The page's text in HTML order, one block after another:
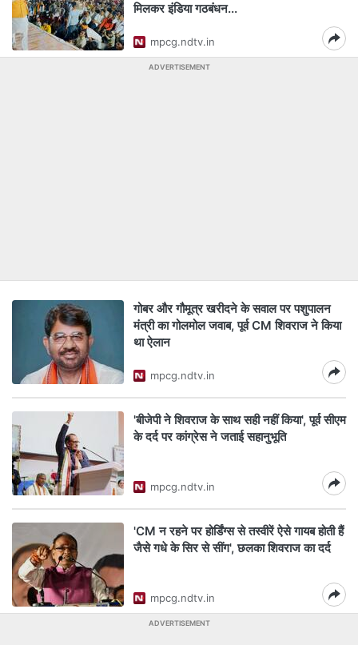
मिलकर इंडिया गठबंधन...
mpcg.ndtv.in
ADVERTISEMENT
गोबर और गौमूत्र खरीदने के सवाल पर पशुपालन
मंत्री का गोलमोल जवाब, पूर्व CM शिवराज ने किया
था ऐलान
mpcg.ndtv.in
'बीजेपी ने शिवराज के साथ सही नहीं किया', पूर्व सीएम
के दर्द पर कांग्रेस ने जताई सहानुभूति
mpcg.ndtv.in
'CM न रहने पर होर्डिंग्स से तस्वीरें ऐसे गायब होती हैं
जैसे गधे के सिर से सींग', छलका शिवराज का दर्द
mpcg.ndtv.in
ADVERTISEMENT